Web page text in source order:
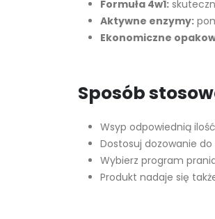
Formuła 4w1:
Aktywne enzymy:
Ekonomiczne
Sposób
Wsyp odpowiednią
Dostosuj dozowanie
Wybierz program
Produkt nadaje się